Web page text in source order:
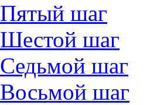
Пятый шаг
Шестой шаг
Седьмой шаг
Восьмой шаг